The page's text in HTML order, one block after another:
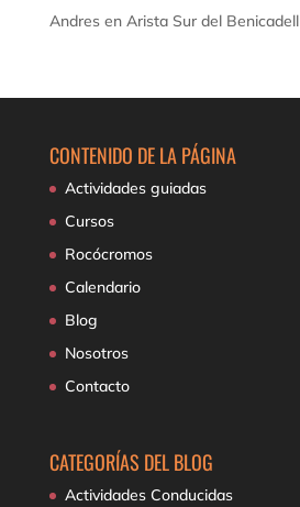
Andresen Arista Sur del Benicadell
CONTENIDO DE LA PÁGINA
Actividades guiadas
Cursos
Rocócromos
Calendario
Blog
Nosotros
Contacto
CATEGORÍAS DEL BLOG
Actividades Conducidas